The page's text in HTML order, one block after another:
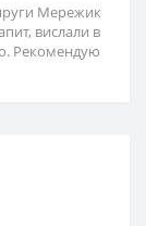
Мережик
вислали в
Рекомендую